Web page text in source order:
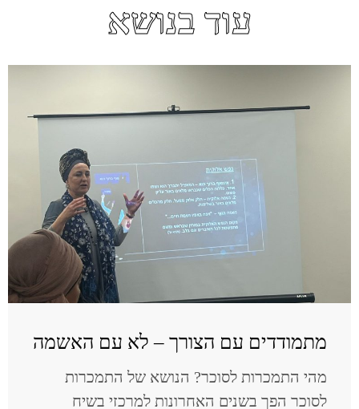
עוד בנושא
מתמודדים עם הצורך – לא עם האשמה
מהי התמכרות לסוכר? הנושא של התמכרות
לסוכר הפך בשנים האחרונות למרכזי בשיח